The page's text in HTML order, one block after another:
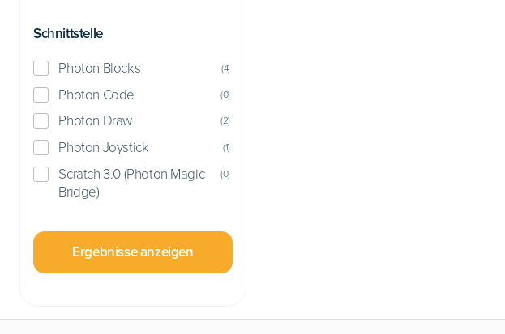
Schnittstelle
Photon Blocks (4)
Photon Code (0)
Photon Draw (2)
Photon Joystick (1)
Scratch 3.0 (Photon Magic
Bridge)
(0)
Ergebnisse anzeigen